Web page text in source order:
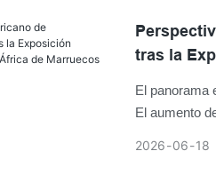
tras la
El panorama
El aumento
2026 06 18